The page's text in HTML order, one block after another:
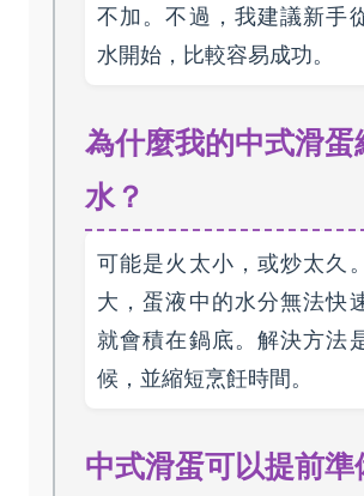
不加。不過，我建議新手
水開始，比較容易成功。
為什麼我的中式滑蛋
水？
可能是火太小，或炒太久
大，蛋液中的水分無法快
就會積在鍋底。解決方法
候，並縮短烹飪時間。
中式滑蛋可以提前準